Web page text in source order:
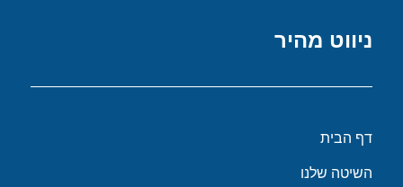
ניווט מהיר
דף הבית
השיטה שלנו